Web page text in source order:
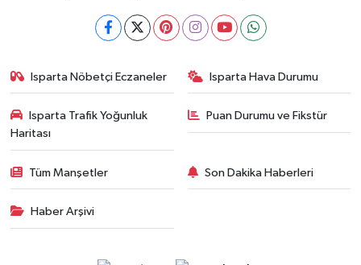
Isparta Nöbetçi Eczaneler Isparta Hava Durumu
Isparta Trafik Yoğunluk
Haritası
Puan Durumu ve Fikstür
Tüm Manşetler Son Dakika Haberleri
Haber Arşivi